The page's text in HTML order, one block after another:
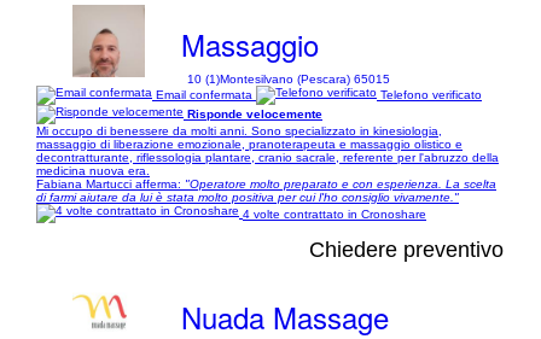
Massaggio
10 (1)Montesilvano (Pescara) 65015
Email confermata
Telefono verificato
Risponde velocemente
Mi occupo di benessere da molti anni. Sono specializzato in kinesiologia,
massaggio di liberazione emozionale, pranoterapeuta e massaggio olistico e
decontratturante, riflessologia plantare, cranio sacrale, referente per l'abruzzo della
medicina nuova era.
Fabiana Martucci afferma: "Operatore molto preparato e con esperienza. La scelta
di farmi aiutare da lui è stata molto positiva per cui l'ho consiglio vivamente."
4 volte contrattato in Cronoshare
Chiedere preventivo
Nuada Massage